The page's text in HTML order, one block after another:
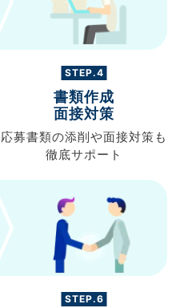
STEP.4
書類作成
面接対策
応募書類の添削や面接対策も
徹底サポート
STEP.6